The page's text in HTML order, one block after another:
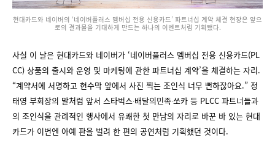
현대카드와 네이버의 ‘네이버플러스 멤버십 전용 신용카드’ 파트너십 계약 체결 현장은 앞으
로의 결과물을 기대하게 만드는 하나의 이벤트처럼 기획됐다.
사실 이 날은 현대카드와 네이버가 ‘네이버플러스 멤버십 전용 신용카드(PL
CC) 상품의 출시와 운영 및 마케팅에 관한 파트너십 계약’을 체결하는 자리.
“계약서에 서명하고 현수막 앞에서 사진 찍는 조인식 너무 뻔하잖아요.” 정
태영 부회장의 말처럼 앞서 스타벅스∙배달의민족∙쏘카 등 PLCC 파트너들과
의 조인식을 관례적인 행사에서 유쾌한 첫 만남의 자리로 바꾼 바 있는 현대
카드가 이번엔 아예 판을 벌려 한 편의 공연처럼 기획했던 것이다.